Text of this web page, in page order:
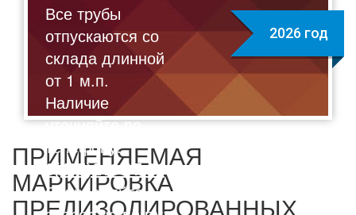
Все трубы
отпускаются со
склада длинной
от 1 м.п.
Наличие
уточняйте по
телефону:
8(495)211-17-01
Отправляйте
2026 год
ПРИМЕНЯЕМАЯ
МАРКИРОВКА
ПРЕДИЗОЛИРОВАННЫХ